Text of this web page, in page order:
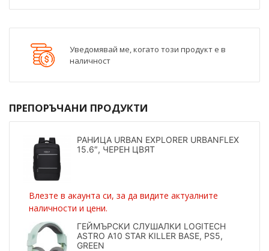
Уведомявай ме, когато този продукт е в
наличност
ПРЕПОРЪЧАНИ ПРОДУКТИ
РАНИЦА URBAN EXPLORER URBANFLEX
15.6″, ЧЕРЕН ЦВЯТ
Влезте в акаунта си, за да видите актуалните
наличности и цени.
ГЕЙМЪРСКИ СЛУШАЛКИ LOGITECH
ASTRO A10 STAR KILLER BASE, PS5,
GREEN